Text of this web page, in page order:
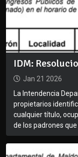
IDM:
Jan 21 2026
La Intendencia
propietarios
cualquier título,
de los padrones que